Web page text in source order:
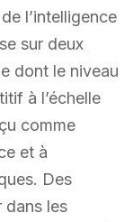
l’intelligence
sur deux
dont le niveau
à l’échelle
comme
et à
Des
dans les